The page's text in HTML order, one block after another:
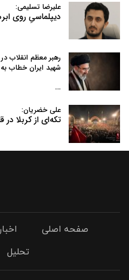
علیرضا تسلیمی:
دیپلماسیِ روی
رهبر معظم انقلاب
شهید ایران خطاب
…
علی خضریان:
تکه‌ای از کربلا
صفحه اصلی اخبار
تحلیل